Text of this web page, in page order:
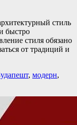
стиль
быстро
стиля обязано
от традиций и
, модерн,